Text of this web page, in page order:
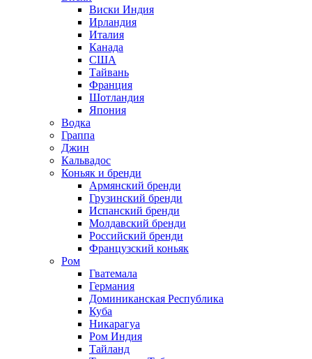
Виски Индия
Ирландия
Италия
Канада
США
Тайвань
Франция
Шотландия
Япония
Водка
Граппа
Джин
Кальвадос
Коньяк и бренди
Армянский бренди
Грузинский бренди
Испанский бренди
Молдавский бренди
Российский бренди
Французский коньяк
Ром
Гватемала
Германия
Доминиканская Республика
Куба
Никарагуа
Ром Индия
Тайланд